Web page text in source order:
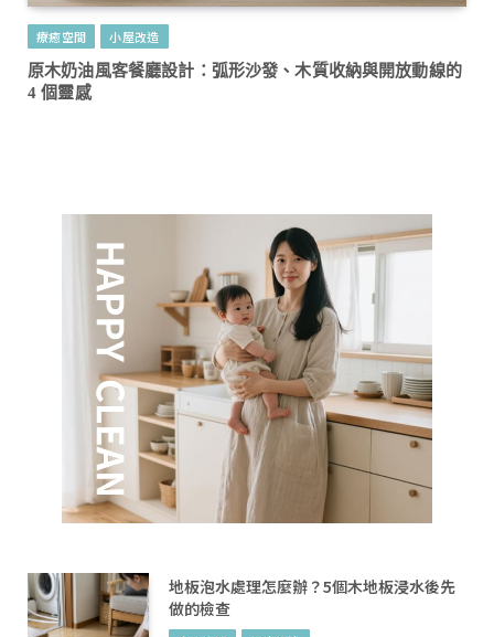
療癒空間
小屋改造
原木奶油風客餐廳設計：弧形沙發、木質收納與開放動線的
4 個靈感
地板泡水處理怎麼辦？5個木地板浸水後先
做的檢查